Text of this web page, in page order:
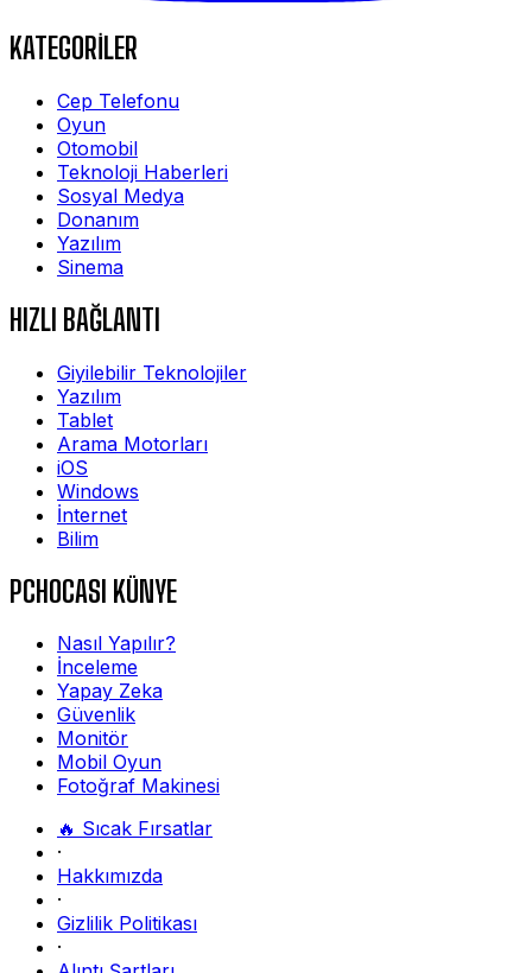
KATEGORİLER
Cep Telefonu
Oyun
Otomobil
Teknoloji Haberleri
Sosyal Medya
Donanım
Yazılım
Sinema
HIZLI BAĞLANTI
Giyilebilir Teknolojiler
Yazılım
Tablet
Arama Motorları
iOS
Windows
İnternet
Bilim
PCHOCASI KÜNYE
Nasıl Yapılır?
İnceleme
Yapay Zeka
Güvenlik
Monitör
Mobil Oyun
Fotoğraf Makinesi
🔥 Sıcak Fırsatlar
·
Hakkımızda
·
Gizlilik Politikası
·